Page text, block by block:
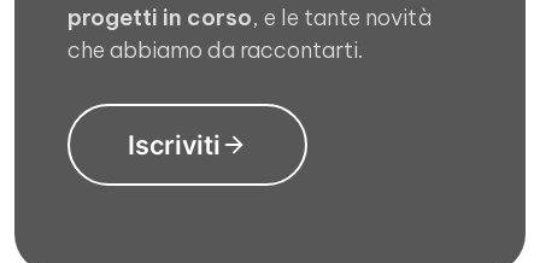
progetti in corso, e le tante novità
che abbiamo da raccontarti.
Iscriviti